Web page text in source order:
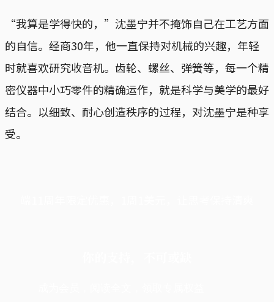
“我算是学得快的，”沈墨宁并不掩饰自己在工艺方面
的自信。经商30年，他一直保持对机械的兴趣，年轻
时就喜欢研究收音机。齿轮、螺丝、弹簧等，每一个精
密仪器中小巧零件的精确运作，就是科学与美学的最好
结合。以细致、耐心创造秩序的过程，对沈墨宁是种享
受。